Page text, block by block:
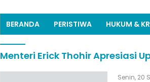
BERANDA PERISTIWA HUKUM &
Menteri Erick Thohir Apresiasi
Senin, 20